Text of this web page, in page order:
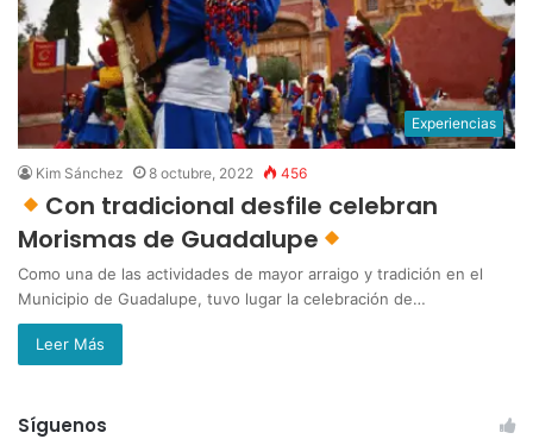
Experiencias
Kim Sánchez 8 octubre, 2022 456
Con tradicional desfile celebran
Morismas de Guadalupe
Como una de las actividades de mayor arraigo y tradición en el
Municipio de Guadalupe, tuvo lugar la celebración de…
Leer Más
Síguenos